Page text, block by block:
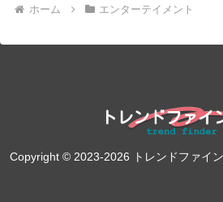
ホーム エンターテイメント
Copyright © 2023-2026 トレンドファイ